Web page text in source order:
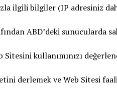
ilgili bilgiler (IP adresiniz
ABD’deki sunucularda
Sitesini kullanımınızı
derlemek ve Web Sitesi